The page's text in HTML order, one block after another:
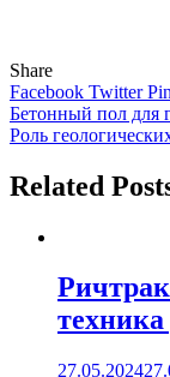
Share
Facebook Twitter
Навигация
по
записям
Бетонный пол для
Роль
Related
27.05.2024